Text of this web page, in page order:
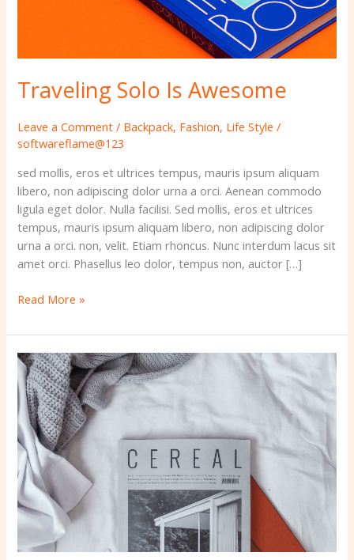
Traveling Solo Is Awesome
Leave a Comment / Backpack, Fashion, Life Style /
softwareflame@123
sed mollis, eros et ultrices tempus, mauris ipsum aliquam
libero, non adipiscing dolor urna a orci. Aenean commodo
ligula eget dolor. Nulla facilisi. Sed mollis, eros et ultrices
tempus, mauris ipsum aliquam libero, non adipiscing dolor
urna a orci. non, velit. Etiam rhoncus. Nunc interdum lacus sit
amet orci. Phasellus leo dolor, tempus non, auctor […]
Read More »
A
Beautiful
Sunday
Morning